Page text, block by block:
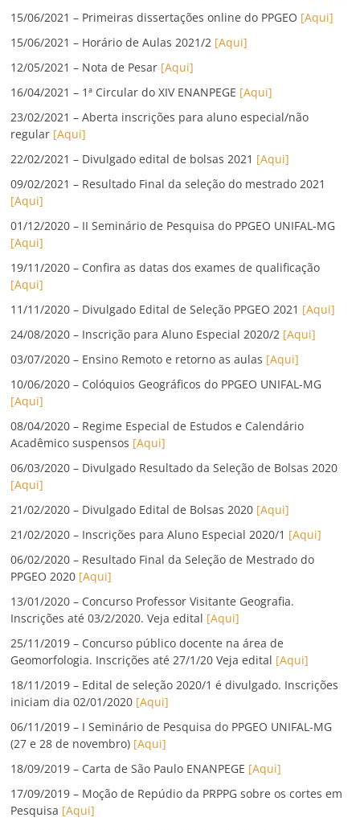
15/06/2021 – Primeiras dissertações online do PPGEO [Aqui]
15/06/2021 – Horário de Aulas 2021/2 [Aqui]
12/05/2021 – Nota de Pesar [Aqui]
16/04/2021 – 1ª Circular do XIV ENANPEGE [Aqui]
23/02/2021 – Aberta inscrições para aluno especial/não
regular [Aqui]
22/02/2021 – Divulgado edital de bolsas 2021 [Aqui]
09/02/2021 – Resultado Final da seleção do mestrado 2021
[Aqui]
01/12/2020 – II Seminário de Pesquisa do PPGEO UNIFAL-MG
[Aqui]
19/11/2020 – Confira as datas dos exames de qualificação
[Aqui]
11/11/2020 – Divulgado Edital de Seleção PPGEO 2021 [Aqui]
24/08/2020 – Inscrição para Aluno Especial 2020/2 [Aqui]
03/07/2020 – Ensino Remoto e retorno as aulas [Aqui]
10/06/2020 – Colóquios Geográficos do PPGEO UNIFAL-MG
[Aqui]
08/04/2020 – Regime Especial de Estudos e Calendário
Acadêmico suspensos [Aqui]
06/03/2020 – Divulgado Resultado da Seleção de Bolsas 2020
[Aqui]
21/02/2020 – Divulgado Edital de Bolsas 2020 [Aqui]
21/02/2020 – Inscrições para Aluno Especial 2020/1 [Aqui]
06/02/2020 – Resultado Final da Seleção de Mestrado do
PPGEO 2020 [Aqui]
13/01/2020 – Concurso Professor Visitante Geografia.
Inscrições até 03/2/2020. Veja edital [Aqui]
25/11/2019 – Concurso público docente na área de
Geomorfologia. Inscrições até 27/1/20 Veja edital [Aqui]
18/11/2019 – Edital de seleção 2020/1 é divulgado. Inscrições
iniciam dia 02/01/2020 [Aqui]
06/11/2019 – I Seminário de Pesquisa do PPGEO UNIFAL-MG
(27 e 28 de novembro) [Aqui]
18/09/2019 – Carta de São Paulo ENANPEGE [Aqui]
17/09/2019 – Moção de Repúdio da PRPPG sobre os cortes em
Pesquisa [Aqui]